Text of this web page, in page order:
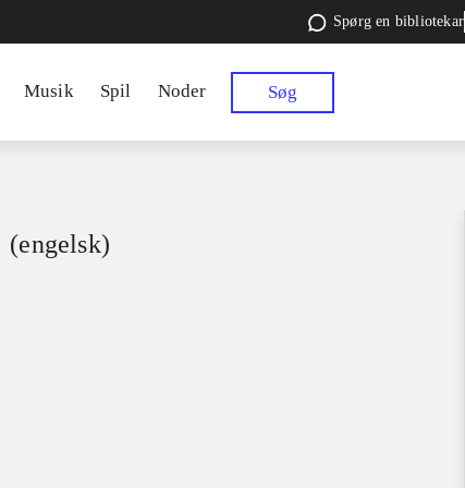
Spørg en bibliotekar
Musik Spil Noder Søg
(engelsk)